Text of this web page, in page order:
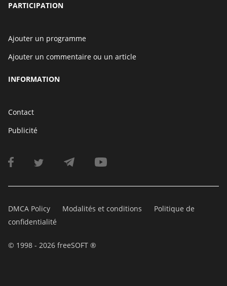
PARTICIPATION
Ajouter un programme
Ajouter un commentaire ou un article
INFORMATION
Contact
Publicité
DMCA Policy Modalités et conditions
Politique de
confidentialité
© 1998 - 2026 freeSOFT ®